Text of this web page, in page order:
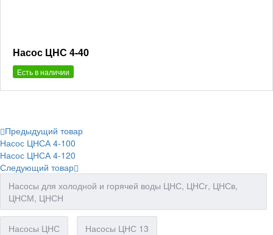
Насос ЦНС 4-40
Есть в наличии
Предыдущий товар
Насос ЦНСА 4-100
Насос ЦНСА 4-120
Следующий товар
Насосы для холодной и горячей воды ЦНС, ЦНСг, ЦНСв,
ЦНСМ, ЦНСН
Насосы ЦНС Насосы ЦНС 13